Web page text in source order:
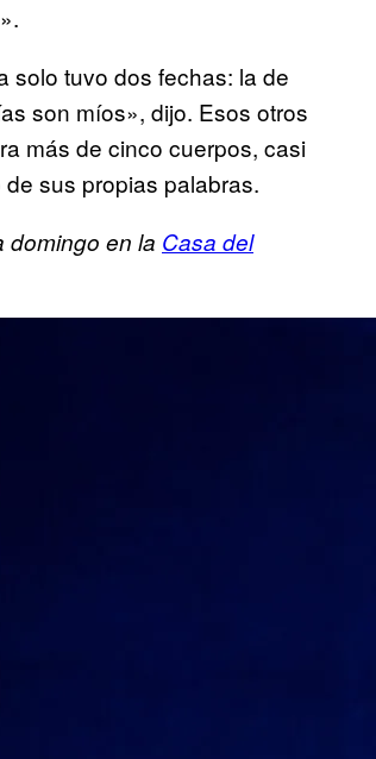
solo tuvo dos fechas: la de
son míos», dijo. Esos otros
más de cinco cuerpos, casi
sus propias palabras.
domingo en la Casa del